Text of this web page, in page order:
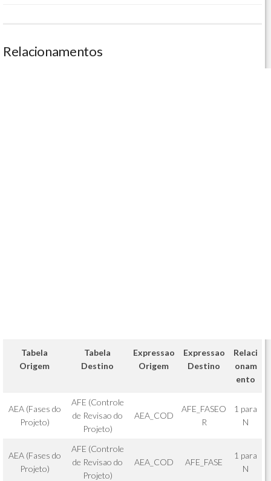
Relacionamentos
Tabela
Origem
Tabela
Destino
Expressao
Origem
Expressao
Destino
Relaci
onam
ento
AEA (Fases do
Projeto)
AFE (Controle
de Revisao do
Projeto)
AEA_COD
AFE_FASEO
R
1 para
N
AEA (Fases do
Projeto)
AFE (Controle
de Revisao do
Projeto)
AEA_COD AFE_FASE
1 para
N